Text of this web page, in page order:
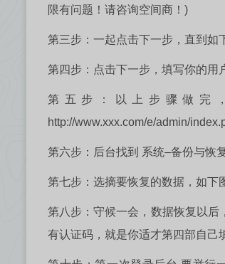
限有问题！请咨询空间商！)
第三步：一起点击下一步，直到如
第四步：点击下一步，填写你的用
第五步：以上步骤做完，
http://www.xxx.com/e/admin/
第六步：后台找到 系统–备份与恢
第七步：选摘要恢复的数据，如下
第八步：守候一会，数据恢复以
有认证码，就是你适才第四部自己